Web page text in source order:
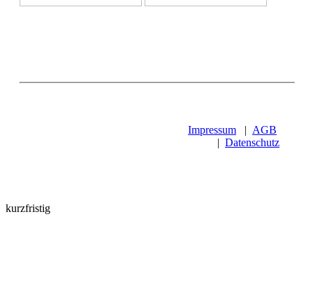
Impressum | AGB
| Datenschutz
kurzfristig